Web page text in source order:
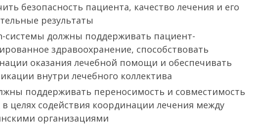
безопасность пациента, качество лечения и его
результаты
системы должны поддерживать пациент-
здравоохранение, способствовать
оказания лечебной помощи и обеспечивать
внутри лечебного коллектива
поддерживать переносимость и совместимость
целях содействия координации лечения между
организациями